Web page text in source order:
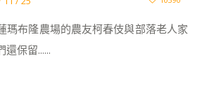
瑪布隆農場的農友柯春伎與部落老人家
保留......